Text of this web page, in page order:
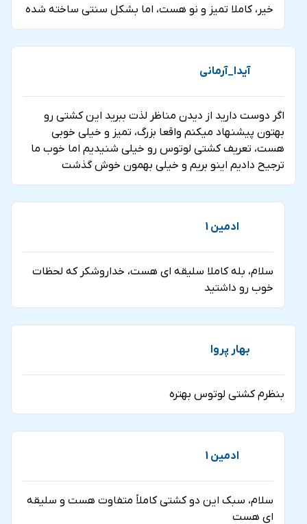
خیر، کاملا تمیز و نو هست، اما بشکل سنتی ساخته شده
آیدا_آرمانی
اگر دوست دارید از دیدن مناظر لذت ببرید این کشتی رو
بهتون پیشنهاد میکنم واقعا بزرگ، تمیز و خیلی خوبی
هست، تعریف کشتی لوتوس رو خیلی شنیدیم اما خوب ما
ترجیح دادیم اینو بریم و خیلی بهمون خوش گذشت
ادمین 1
سلام، بله کاملا سلیقه ای هست، خداروشکر که لحظات
خوب رو داشتید
بهار پروا
بنظرم کشتی لوتوس بهتره
ادمین 1
سلام، سبک این دو کشتی کاملاً متفاوت هست و سلیقه
ای هست